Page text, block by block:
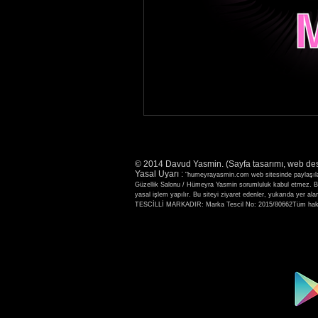
© 2014 Davud Yasmin. (Sayfa tasarımı, web
Yasal Uyarı : "humeyrayasmin.com web sitesinde
Güzellik Salonu / Hümeyra Yasmin sorumluluk kabul etmez.
yasal işlem yapılır. Bu siteyi ziyaret edenler, yukarıda yer
TESCİLLİ MARKADIR: Marka Tescil No: 2015/80662Tüm